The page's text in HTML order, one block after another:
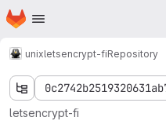
Skip to main content
Homepage
unixletsencrypt-fiRepository
letsencrypt-fi